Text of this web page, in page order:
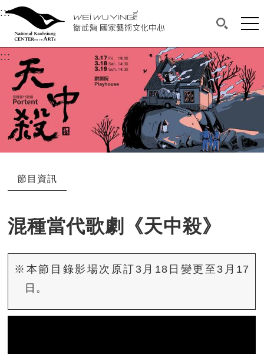
衛武營國家藝術文化中心
中央內容區塊，為本頁主要內容區。
:::選單連結區塊，此區塊列有本網站主要連結。
衛武營國家藝術文化中心
搜尋(開
網
::: 中央內容區塊，為本頁主要內容區。
節目資訊
混種當代歌劇《天中殺》
※本節目錄影場次原訂3月18日變更至3月17
日。